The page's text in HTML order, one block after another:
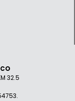
32.5